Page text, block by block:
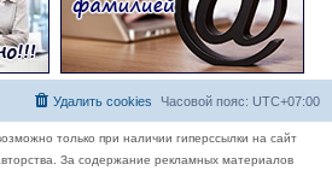
Часовой пояс: UTC+07:00
Удалить cookies
только при наличии гиперссылки на сайт
За содержание рекламных материалов